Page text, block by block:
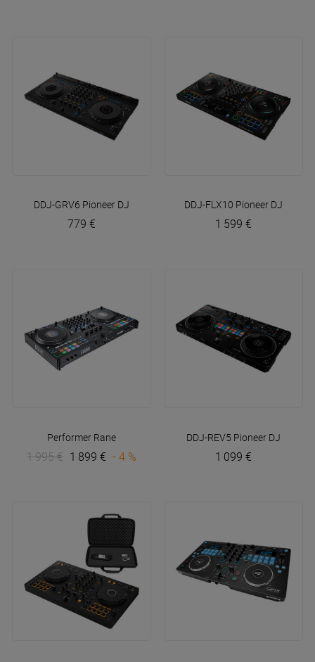
DDJ-GRV6 Pioneer DJ
779 €
DDJ-FLX10 Pioneer DJ
1 599 €
Performer Rane
1 995 € 1 899 € - 4 %
DDJ-REV5 Pioneer DJ
1 099 €